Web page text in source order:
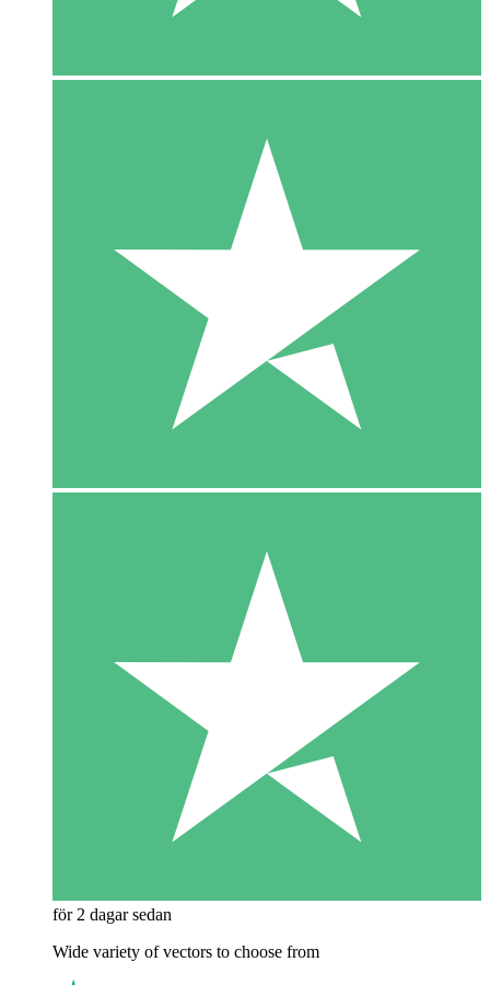
för 2 dagar sedan
Wide variety of vectors to choose from